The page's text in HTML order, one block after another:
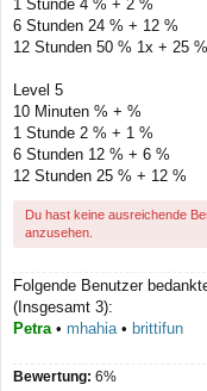
1 Stunde 4 % + 2 %
6 Stunden 24 % + 12 %
12 Stunden 50 % 1x + 25 %
Level 5
10 Minuten % + %
1 Stunde 2 % + 1 %
6 Stunden 12 % + 6 %
12 Stunden 25 % + 12 %
Du hast keine ausreichende
anzusehen.
Folgende Benutzer
(Insgesamt 3):
Petra• mhahia• brittifun
Bewertung: 6%